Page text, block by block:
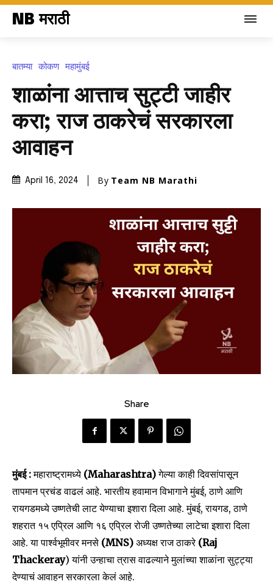
NB मराठी
बातम्या कोकण महामुंबई
शाळांना आत्ताच सुट्टी जाहीर
करा; राज ठाकरेचं सरकारला
आवाहन
April 16, 2024 By Team NB Marathi
Share
मुंबई :महाराष्ट्रामध्ये (Maharashtra)गेल्या काही दिवसांपासून
तापमान प्रचंड वाढलं आहे. भारतीय हवामान विभागाने मुंबई, ठाणे आणि
रायगडमध्ये उष्णतेची लाट येण्याचा इशारा दिला आहे. मुंबई, रायगड, ठाणे
शहरात १५ एप्रिल आणि १६ एप्रिल रोजी उष्णतेच्या लाटेचा इशारा दिला
आहे. या पार्श्वभूमीवर मनसे (MNS) अध्यक्ष राज ठाकरे (Raj
Thackeray) यांनी उन्हाचा त्रास वाढल्याने मुलांच्या शाळांना सुट्ट्या
देण्याचं आवाहन सरकारला केलं आहे.